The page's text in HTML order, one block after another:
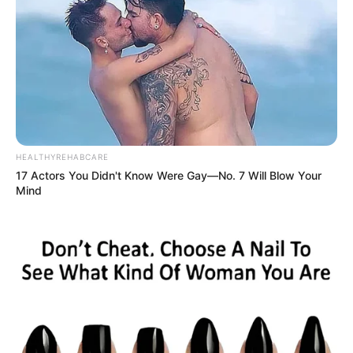
Kletterparks
Tier- und Zooparks
Fremdenverkehrsamt und Tourist Information
Hier gibt es eine Auflistung von den
Städte und
Gemeinden mit dem Namen Zell
Hier kann die Route zu diesem Ausflugsziel , auch vom
aktuellen Standortaus,berechnet werden. Außerdem
an, für den Import in Navigationsgeräten
und in Google Earth. Die GPS-Daten lauten: Latitude =
HEALTHYREHABCARE
17 Actors You Didn't Know Were Gay—No. 7 Will Blow Your
Mind